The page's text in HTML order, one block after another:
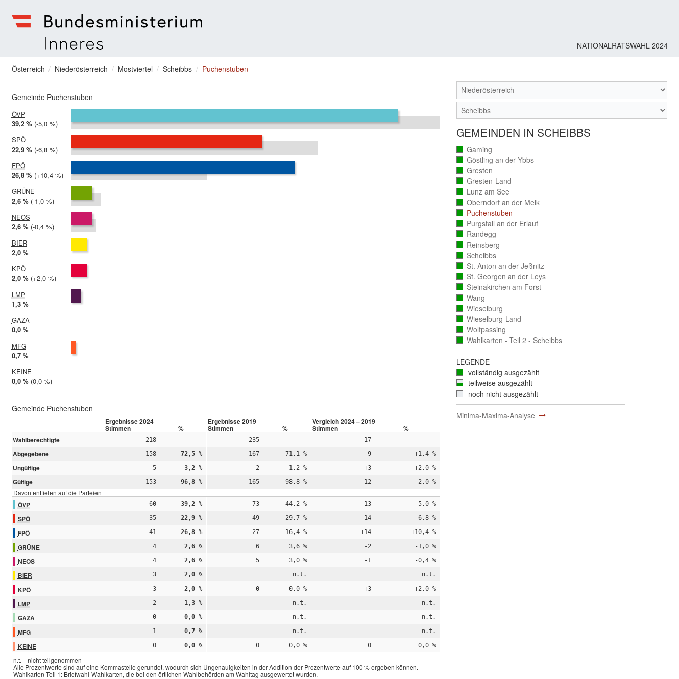
zum Menu springen
NATIONALRATSWAHL 2024
Sie befinden sich hier
Österreich Niederösterreich Mostviertel Scheibbs Puchenstuben
Gemeinde Puchenstuben
ÖVP
2024:
39,2 %
2019:
44,2 %
Differenz:
-5,0 %
SPÖ
2024:
22,9 %
2019:
29,7 %
Differenz:
-6,8 %
FPÖ
2024:
26,8 %
2019:
16,4 %
Differenz:
+10,4 %
GRÜNE
2024:
2,6 %
2019:
3,6 %
Differenz:
-1,0 %
NEOS
2024:
2,6 %
2019:
3,0 %
Differenz:
-0,4 %
BIER
2024:
2,0 %
KPÖ
2024:
2,0 %
2019:
0,0 %
Differenz:
+2,0 %
LMP
2024:
1,3 %
GAZA
2024:
0,0 %
MFG
2024:
0,7 %
KEINE
2024:
0,0 %
2019:
0,0 %
Differenz:
0,0 %
Gemeinde Puchenstuben
Ergebnisse 2024 Ergebnisse 2019 Vergleich 2024 – 2019
Stimmen % Stimmen % Stimmen
%
Wahlberechtigte
218 235 -17
Abgegebene 158 72,5 % 167 71,1 % -9 +1,4 %
Ungültige 5 3,2 % 2 1,2 % +3 +2,0 %
Gültige 153 96,8 % 165 98,8 % -12 -2,0 %
Davon entfielen auf die Parteien
ÖVP 60 39,2 % 73 44,2 % -13 -5,0 %
SPÖ 35 22,9 % 49 29,7 % -14 -6,8 %
FPÖ 41 26,8 % 27 16,4 % +14 +10,4 %
GRÜNE 4 2,6 % 6 3,6 % -2 -1,0 %
NEOS 4 2,6 % 5 3,0 % -1 -0,4 %
BIER 3 2,0 % n.t. n.t.
KPÖ 3 2,0 % 0 0,0 % +3 +2,0 %
LMP 2 1,3 % n.t. n.t.
GAZA 0 0,0 % n.t. n.t.
MFG 1 0,7 % n.t. n.t.
KEINE 0 0,0 % 0 0,0 % 0 0,0 %
n.t. – nicht teilgenommen
Alle Prozentwerte sind auf eine Kommastelle gerundet, wodurch sich Ungenauigkeiten in der Addition der Prozentwerte auf 100 % ergeben können.
Wahlkarten Teil 1: Briefwahl-Wahlkarten, die bei den örtlichen Wahlbehörden am Wahltag ausgewertet wurden.
GEMEINDEN IN SCHEIBBS
Gaming
(vollständig
ausgezählt)
Göstling an der Ybbs
(vollständig
ausgezählt)
Gresten
(vollständig
ausgezählt)
Gresten-Land
(vollständig
ausgezählt)
Lunz am See
(vollständig
ausgezählt)
Oberndorf an der Melk
(vollständig
ausgezählt)
Puchenstuben
(vollständig
ausgezählt)
Purgstall an der Erlauf
(vollständig
ausgezählt)
Randegg
(vollständig
ausgezählt)
Reinsberg
(vollständig
ausgezählt)
Scheibbs
(vollständig
ausgezählt)
St. Anton an der Jeßnitz
(vollständig
ausgezählt)
St. Georgen an der Leys
(vollständig
ausgezählt)
Steinakirchen am Forst
(vollständig
ausgezählt)
Wang
(vollständig
ausgezählt)
Wieselburg
(vollständig
ausgezählt)
Wieselburg-Land
(vollständig
ausgezählt)
Wolfpassing
(vollständig
ausgezählt)
Wahlkarten - Teil 2 - Scheibbs
(vollständig
LEGENDE
vollständig ausgezählt
teilweise ausgezählt
noch nicht ausgezählt
Minima-Maxima-Analyse